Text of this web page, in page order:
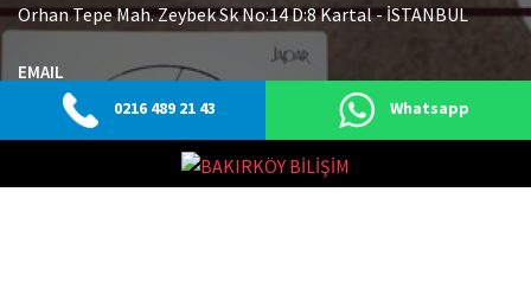
Orhan Tepe Mah. Zeybek Sk No:14 D:8 Kartal - İSTANBUL
EMAIL
info@japaryetkiliservisi.net
0216 489 21 43
0216 489 21 43 Whatsapp